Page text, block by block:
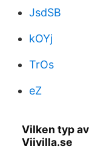
JsdSB
kOYj
TrOs
eZ
Vilken typ
Viivilla.se